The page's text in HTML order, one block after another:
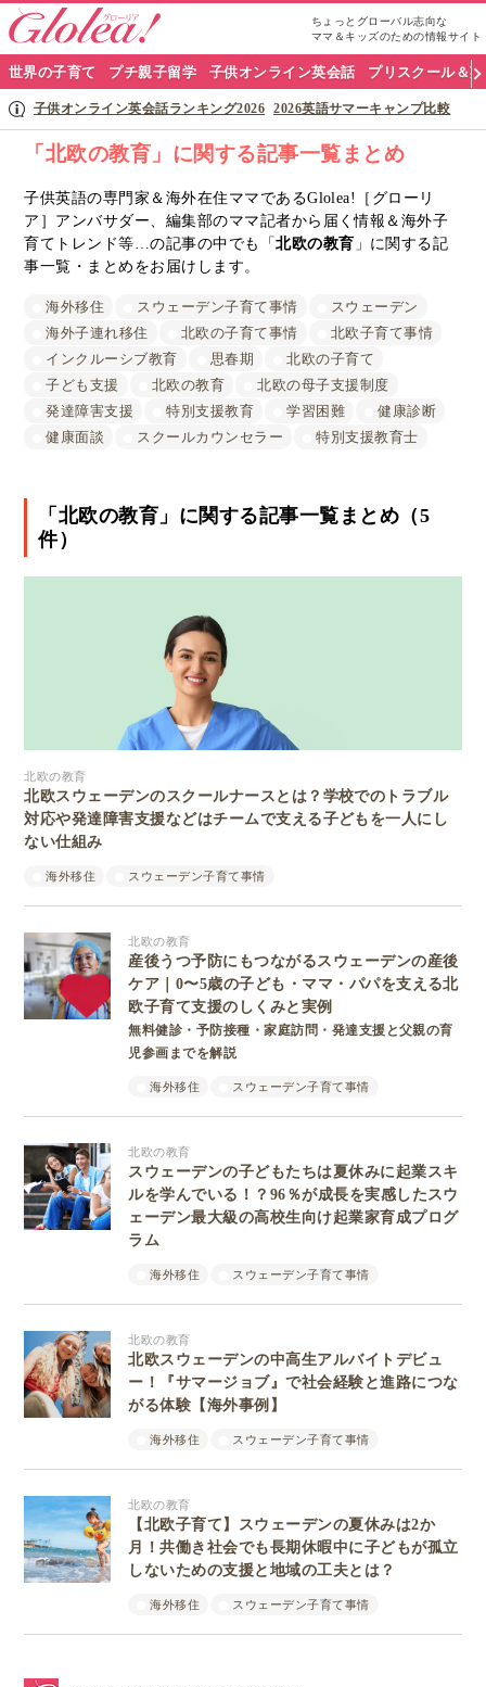
ちょっとグローバル志向な
ママ＆キッズのための情報サイト
グ
ロ
リ
ア
ナ
世界の子育て プチ親子留学 子供オンライン英会話 プリスクール＆
子供オンライン英会話ランキング2026 2026英語サマーキャンプ比較
「北欧の教育」に関する記事一覧まとめ
子供英語の専門家＆海外在住ママであるGlolea!［グローリ
ア］アンバサダー、編集部のママ記者から届く情報＆海外子
育てトレンド等…の記事の中でも「北欧の教育 」に関する記
事一覧・まとめをお届けします。
海外移住 スウェーデン子育て事情
スウェーデン
海外子連れ移住
北欧の子育て事情
北欧子育て事情
インクルーシブ教育
思春期
北欧の子育て
子ども支援
北欧の教育
北欧の母子支援制度
発達障害支援
特別支援教育 学習困難
健康診断
健康面談
スクールカウンセラー 特別支援教育士
「北欧の教育」に関する記事一覧まとめ（5
件）
北欧の教育
北欧スウェーデンのスクールナースとは？学校でのトラブル
対応や発達障害支援などはチームで支える子どもを一人にし
ない仕組み
海外移住 スウェーデン子育て事情
北欧の教育
産後うつ予防にもつながるスウェーデンの産後
ケア｜0〜5歳の子ども・ママ・パパを支える北
欧子育て支援のしくみと実例
無料健診・予防接種・家庭訪問・発達支援と父親の育
児参画までを解説
海外移住 スウェーデン子育て事情
北欧の教育
スウェーデンの子どもたちは夏休みに起業スキ
ルを学んでいる！？96％が成長を実感したスウ
ェーデン最大級の高校生向け起業家育成プログ
ラム
海外移住 スウェーデン子育て事情
北欧の教育
北欧スウェーデンの中高生アルバイトデビュ
ー！『サマージョブ』で社会経験と進路につな
がる体験【海外事例】
海外移住 スウェーデン子育て事情
北欧の教育
【北欧子育て】スウェーデンの夏休みは2か
月！共働き社会でも長期休暇中に子どもが孤立
しないための支援と地域の工夫とは？
海外移住 スウェーデン子育て事情